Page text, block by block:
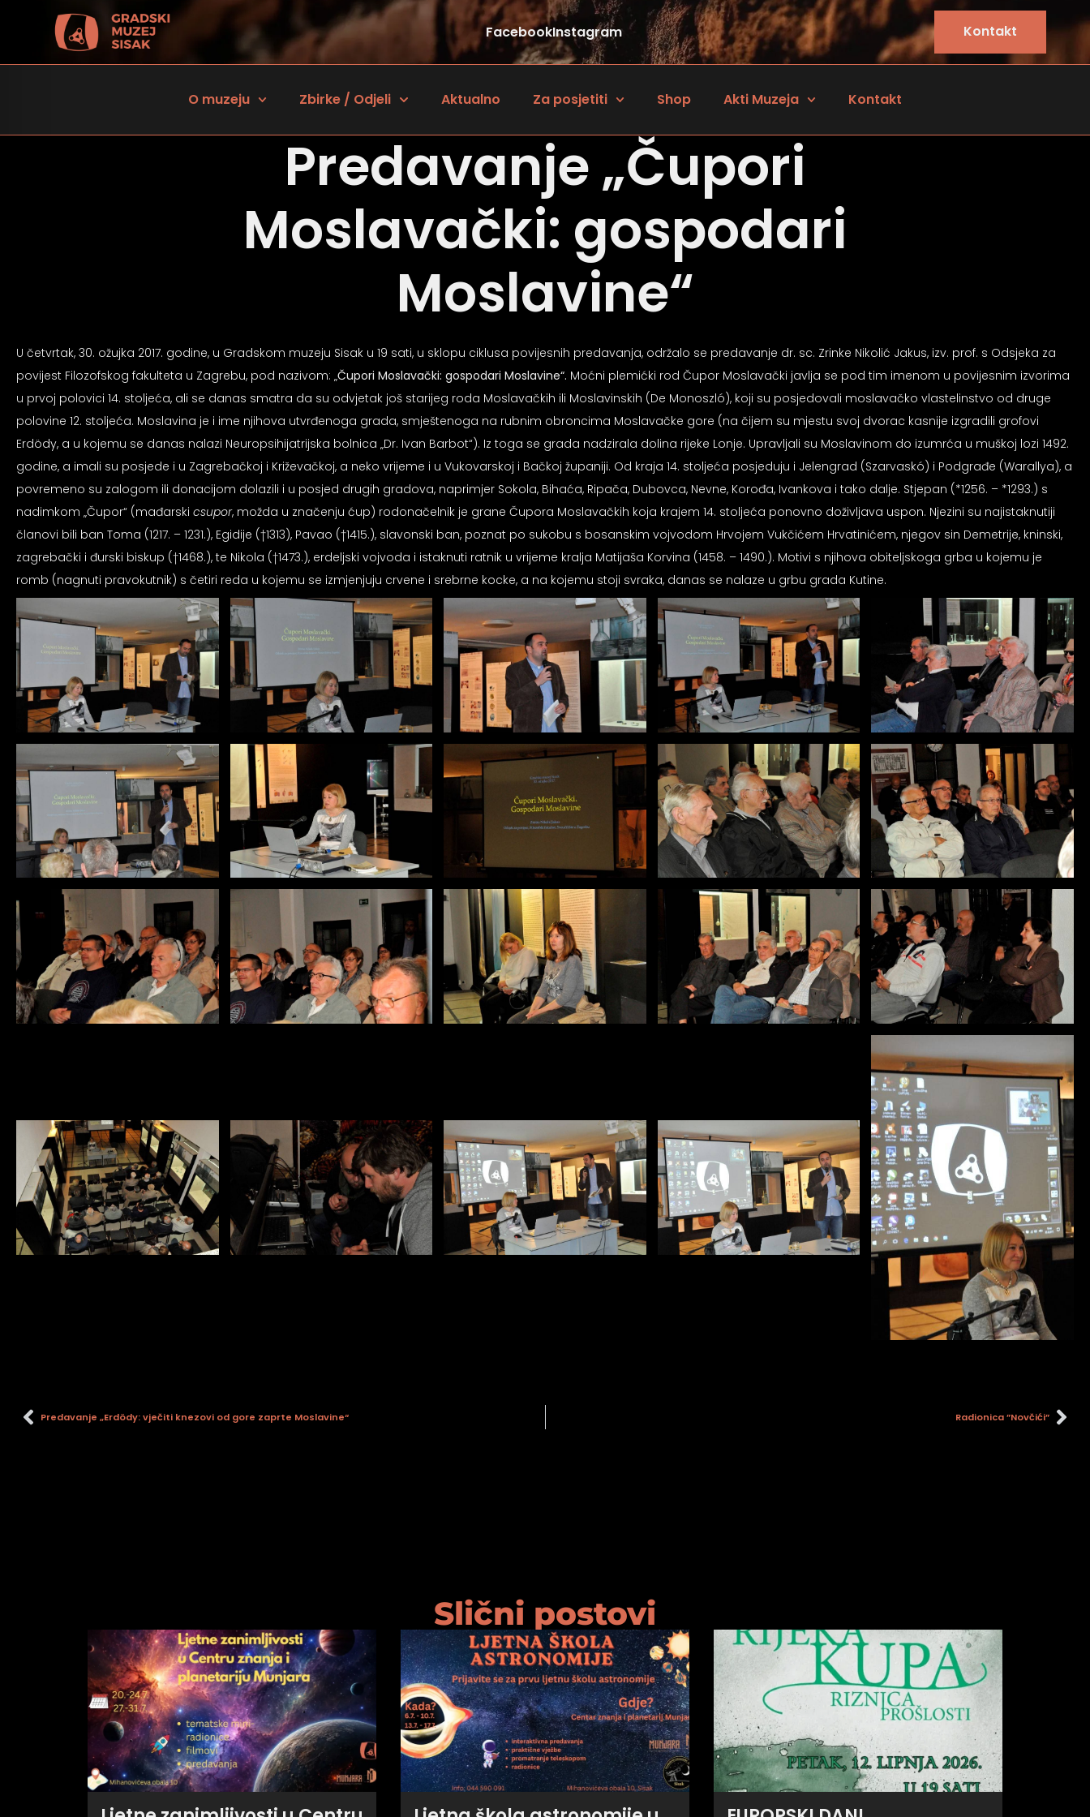
FacebookInstagram Kontakt
O muzeju Zbirke / Odjeli Aktualno Za posjetiti Shop Akti Muzeja Kontakt
Predavanje „Čupori
Moslavački: gospodari
Moslavine“
U četvrtak, 30. ožujka 2017. godine, u Gradskom muzeju Sisak u 19 sati, u sklopu ciklusa povijesnih predavanja, održalo se predavanje dr. sc. Zrinke Nikolić Jakus, izv. prof. s Odsjeka za
povijest Filozofskog fakulteta u Zagrebu, pod nazivom: „Čupori Moslavački: gospodari Moslavine“. Moćni plemićki rod Čupor Moslavački javlja se pod tim imenom u povijesnim izvorima
u prvoj polovici 14. stoljeća, ali se danas smatra da su odvjetak još starijeg roda Moslavačkih ili Moslavinskih (De Monoszló), koji su posjedovali moslavačko vlastelinstvo od druge
polovine 12. stoljeća. Moslavina je i ime njihova utvrđenoga grada, smještenoga na rubnim obroncima Moslavačke gore (na čijem su mjestu svoj dvorac kasnije izgradili grofovi
Erdödy, a u kojemu se danas nalazi Neuropsihijatrijska bolnica „Dr. Ivan Barbot“). Iz toga se grada nadzirala dolina rijeke Lonje. Upravljali su Moslavinom do izumrća u muškoj lozi 1492.
godine, a imali su posjede i u Zagrebačkoj i Križevačkoj, a neko vrijeme i u Vukovarskoj i Bačkoj županiji. Od kraja 14. stoljeća posjeduju i Jelengrad (Szarvaskó) i Podgrađe (Warallya), a
povremeno su zalogom ili donacijom dolazili i u posjed drugih gradova, naprimjer Sokola, Bihaća, Ripača, Dubovca, Nevne, Korođa, Ivankova i tako dalje. Stjepan (*1256. – *1293.) s
nadimkom „Čupor“ (mađarski csupor, možda u značenju ćup) rodonačelnik je grane Čupora Moslavačkih koja krajem 14. stoljeća ponovno doživljava uspon. Njezini su najistaknutiji
članovi bili ban Toma (1217. – 1231.), Egidije (†1313), Pavao (†1415.), slavonski ban, poznat po sukobu s bosanskim vojvodom Hrvojem Vukčićem Hrvatinićem, njegov sin Demetrije, kninski,
zagrebački i đurski biskup (†1468.), te Nikola (†1473.), erdeljski vojvoda i istaknuti ratnik u vrijeme kralja Matijaša Korvina (1458. – 1490.). Motivi s njihova obiteljskoga grba u kojemu je
romb (nagnuti pravokutnik) s četiri reda u kojemu se izmjenjuju crvene i srebrne kocke, a na kojemu stoji svraka, danas se nalaze u grbu grada Kutine.
Predavanje „Erdödy: vječiti knezovi od gore zaprte Moslavine“ Radionica ”Novčići”
Slični postovi
profil za epilepsiju
prijateljski režim
za slijepe
režim za epilepsiju